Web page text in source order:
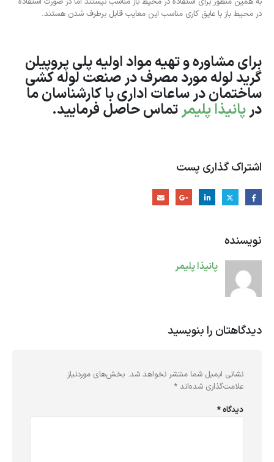
در محیط باز با عایق کاری مناسب این معایب قابل برطرف شدن هستند.
برای مشاوره و تهیه مواد اولیه پلی پروپیلن
گرید لوله مورد مصرف در صنعت لوله کشی
ساختمان در ساعات اداری با کارشناسان ما
درپانیذا پلیمرتماس حاصل فرمایید.
اشتراک گذاری پست
نویسنده
پانیذا پلیمر
دیدگاهتان را بنویسید
نشانی ایمیل شما منتشر نخواهد شد. بخش‌های موردنیاز
علامت‌گذاری شده‌اند *
دیدگاه*